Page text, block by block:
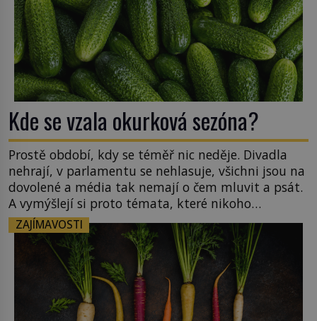
Kde se vzala okurková sezóna?
Prostě období, kdy se téměř nic neděje. Divadla
nehrají, v parlamentu se nehlasuje, všichni jsou na
dovolené a média tak nemají o čem mluvit a psát.
A vymýšlejí si proto témata, které nikoho
nezajímají. Proč je však ona letní doba spojovaná
zrovna s okurkami? Okurkovou sezónu známe už
od poloviny 19. století, ovšem jako Češi […]
ZAJÍMAVOSTI